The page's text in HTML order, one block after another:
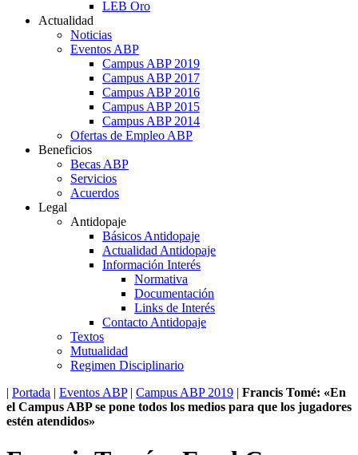
LEB Oro
Actualidad
Noticias
Eventos ABP
Campus ABP 2019
Campus ABP 2017
Campus ABP 2016
Campus ABP 2015
Campus ABP 2014
Ofertas de Empleo ABP
Beneficios
Becas ABP
Servicios
Acuerdos
Legal
Antidopaje
Básicos Antidopaje
Actualidad Antidopaje
Información Interés
Normativa
Documentación
Links de Interés
Contacto Antidopaje
Textos
Mutualidad
Regimen Disciplinario
| Portada | Eventos ABP| Campus ABP 2019 | Francis Tomé: «En
el Campus ABP se pone todos los medios para que los jugadores
estén atendidos»